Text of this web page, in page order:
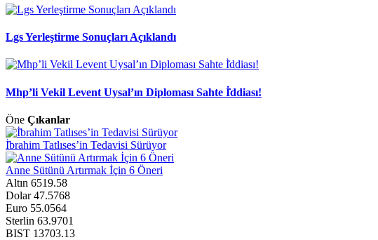
Lgs Yerleştirme Sonuçları Açıklandı
Mhp’li Vekil Levent Uysal’ın Diploması Sahte İ̇ddiası!
Öne Çıkanlar
İ̇brahim Tatlıses’in Tedavisi Sürüyor
Anne Sütünü Artırmak İçin 6 Öneri
Altın 6519.58
Dolar47.5768
Euro 55.0564
Sterlin 63.9701
BIST 13703.13